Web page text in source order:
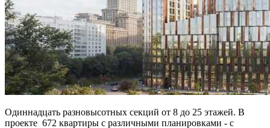
Одиннадцать разновысотных секций от 8 до 25 этажей. В
проекте 672 квартиры с различными планировками - с